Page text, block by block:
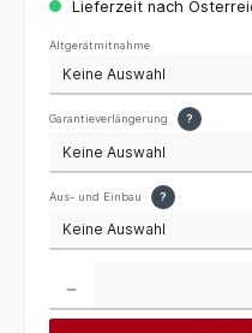
Lieferzeit nach
Altgerätmitnahme
Garantieverlängerung ?
Aus- und Einbau ?